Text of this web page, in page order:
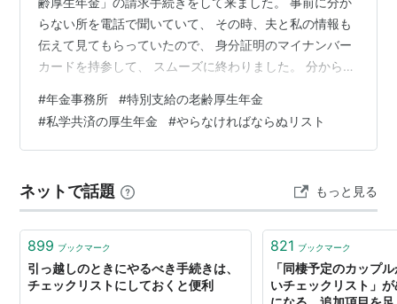
らない所を電話で聞いていて、 その時、夫と私の情報も
伝えて見てもらっていたので、 身分証明のマイナンバー
カードを持参して、 スムーズに終わりました。 分からな
いながら記入しました。 普通の特別支給の老齢厚生年金
は、 私の場合は63歳からなのですけど、 「私学共済の
厚生年金」も１年間分あって これは 男性の方の年齢規定
なる時、老齢基礎年金の手続きと、 私学共済の請求手続
きと ２つやらなけ…
#年金事務所 #特別支給の老齢厚生年金
#私学共済の厚生年金 #やらなければならぬリスト
ネットで話題 もっと見る
899 ブックマーク
引っ越しのときにやるべき手続きは、
チェックリストにしておくと便利
821 ブックマーク
「同棲予定のカップ
いチェックリスト」